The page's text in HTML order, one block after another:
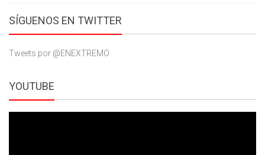
SÍGUENOS EN TWITTER
Tweets por @ENEXTREMO
YOUTUBE